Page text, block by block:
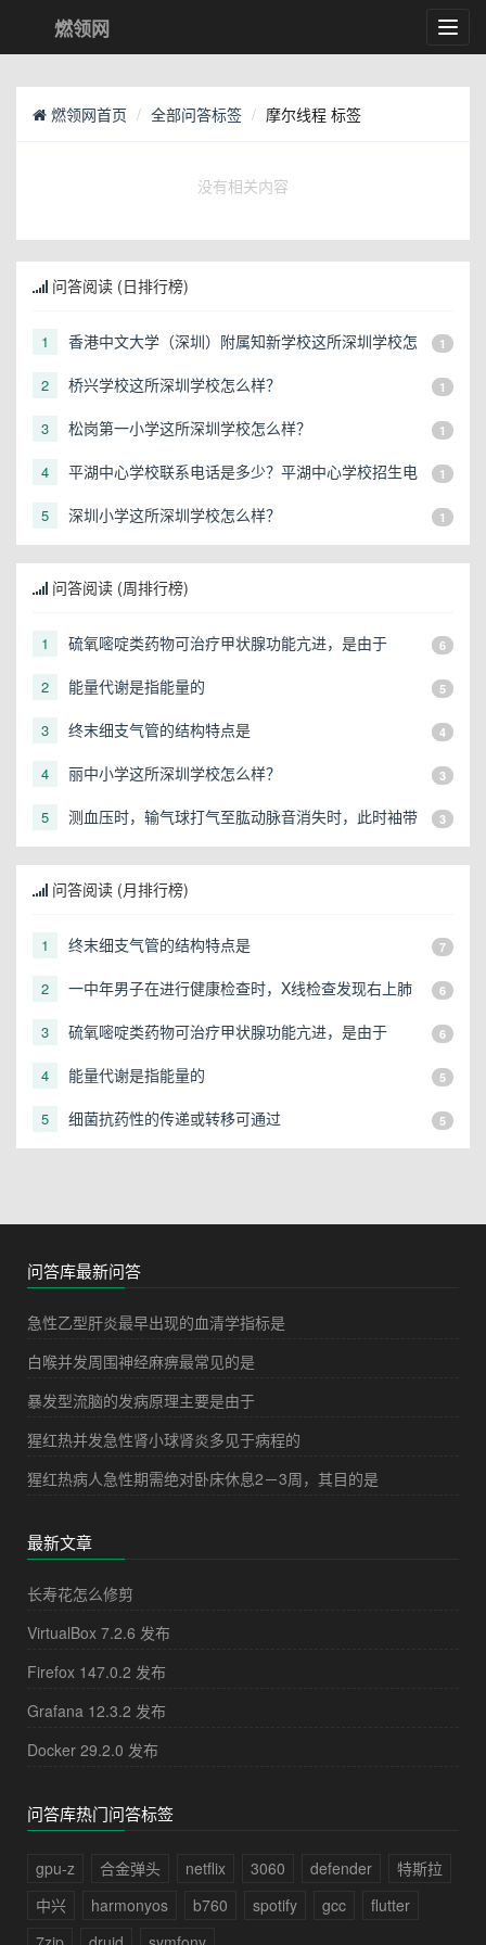
燃领网
燃领网首页 全部问答标签 摩尔线程 标签
没有相关内容
问答阅读 (日排行榜)
1
香港中文大学（深圳）附属知新学校这所深圳学校怎
1
2 桥兴学校这所深圳学校怎么样？ 1
3 松岗第一小学这所深圳学校怎么样？ 1
4
平湖中心学校联系电话是多少？平湖中心学校招生电
1
5 深圳小学这所深圳学校怎么样？ 1
问答阅读 (周排行榜)
1 硫氧嘧啶类药物可治疗甲状腺功能亢进，是由于 6
2 能量代谢是指能量的 5
3 终末细支气管的结构特点是 4
4 丽中小学这所深圳学校怎么样？ 3
5
测血压时，输气球打气至肱动脉音消失时，此时袖带
内压力是（）
3
问答阅读 (月排行榜)
1 终末细支气管的结构特点是 7
2
一中年男子在进行健康检查时，X线检查发现右上肺
6
3 硫氧嘧啶类药物可治疗甲状腺功能亢进，是由于 6
4 能量代谢是指能量的 5
5 细菌抗药性的传递或转移可通过 5
问答库最新问答
急性乙型肝炎最早出现的血清学指标是
白喉并发周围神经麻痹最常见的是
暴发型流脑的发病原理主要是由于
猩红热并发急性肾小球肾炎多见于病程的
猩红热病人急性期需绝对卧床休息2－3周，其目的是
最新文章
长寿花怎么修剪
VirtualBox 7.2.6 发布
Firefox 147.0.2 发布
Grafana 12.3.2 发布
Docker 29.2.0 发布
问答库热门问答标签
gpu-z 合金弹头 netflix 3060 defender
特斯拉
中兴
harmonyos b760 spotify gcc
flutter